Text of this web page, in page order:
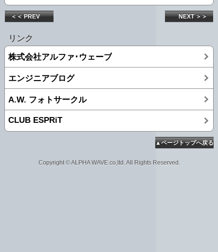
＜＜ PREV NEXT ＞＞
リンク
株式会社アルファ･ウェーブ
エンジニアブログ
A.W. フォトサークル
CLUB ESPRiT
▲ページトップへ戻る
Copyright © ALPHA WAVE.co,ltd. All Rights Reserved.